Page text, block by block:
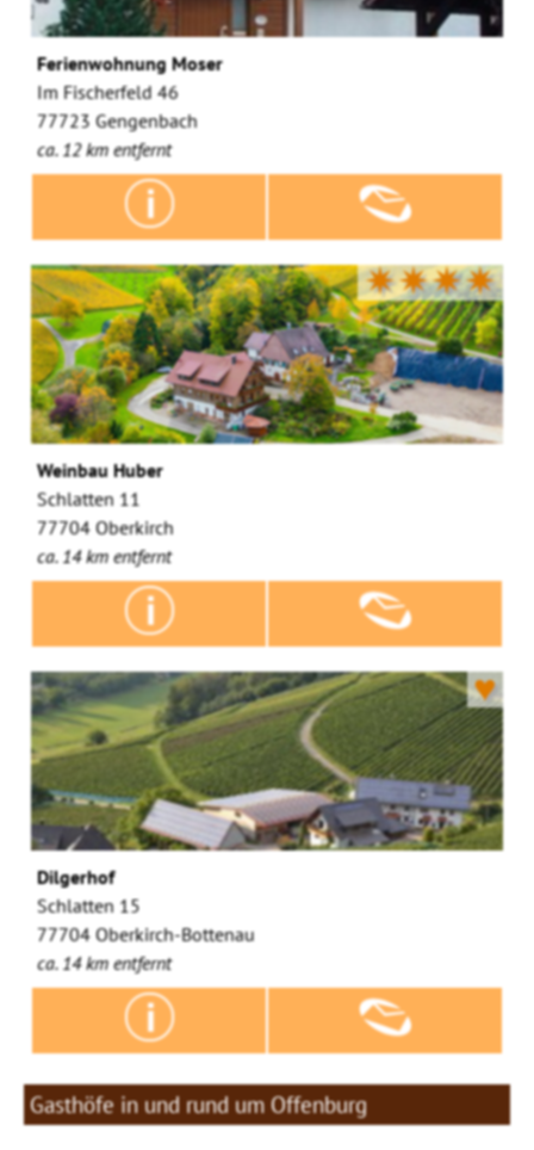
Ferienwohnung Moser
Im Fischerfeld 46
77723 Gengenbach
ca. 12 km entfernt
✷✷✷✷
Weinbau Huber
Schlatten 11
77704 Oberkirch
ca. 14 km entfernt
♥
Dilgerhof
Schlatten 15
77704 Oberkirch-Bottenau
ca. 14 km entfernt
Gasthöfe in und rund um Offenburg